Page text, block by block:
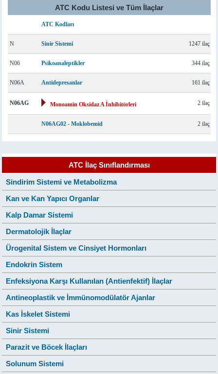
ATC Kodu Listesi ve Tüm İlaçlar
ATC Kodları
N Sinir Sistemi 1247 ilaç
N06 Psikoanaleptikler 344 ilaç
N06A Antidepresanlar 161 ilaç
N06AG Monoamin Oksidaz A İnhibitörleri 2 ilaç
N06AG02 - Moklobemid 2 ilaç
ATC İlaç Sınıflandırması
Sindirim Sistemi ve Metabolizma
Kan ve Kan Yapıcı Organlar
Kalp Damar Sistemi
Dermatolojik İlaçlar
Ürogenital Sistem ve Cinsiyet Hormonları
Endokrin Sistem
Enfeksiyona Karşı Kullanılan (Antienfektif) İlaçlar
Antineoplastik ve İmmünomodülatör Ajanlar
Kas İskelet Sistemi
Sinir Sistemi
Parazit ve Böcek İlaçları
Solunum Sistemi